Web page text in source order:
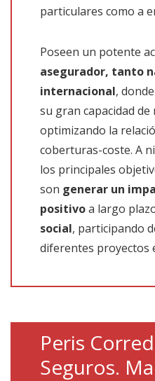
particulares como a
Poseen un potente
asegurador, tanto
internacional,
su gran capacidad de
optimizando la
coberturas-coste. A
los principales
son generar un
positivoa largo
social, participando
diferentes proyectos
Peris
Seguros.